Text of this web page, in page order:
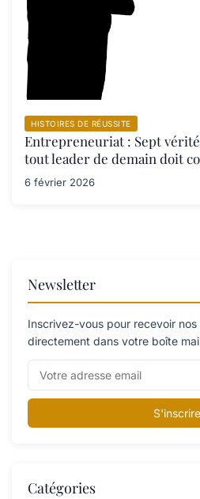
HISTOIRES DE RÉUSSITE
Entrepreneuriat : Sept
tout leader de demain doit
6 février 2026
Newsletter
Inscrivez-vous pour recevoir
directement dans votre boîte
S'inscrire
Catégories